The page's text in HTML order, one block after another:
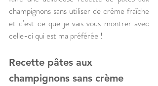
champignons sans utiliser de crème fraîche
et c'est ce que je vais vous montrer avec
celle-ci qui est ma préférée !
Recette pâtes aux
champignons sans crème